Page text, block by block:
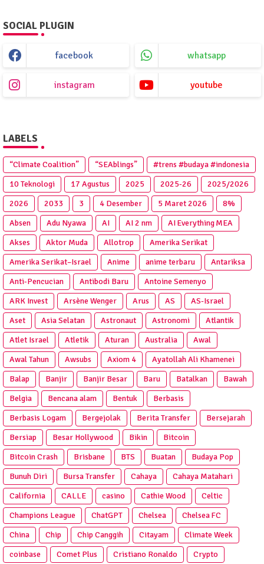
SOCIAL PLUGIN
facebook whatsapp
instagram youtube
LABELS
“Climate Coalition” “SEAblings”
#trens #budaya #indonesia
10 Teknologi
17 Agustus 2025 2025‑26
2025/2026
2026
2033 3 4 Desember 5 Maret 2026
8%
Absen
Adu Nyawa AI AI 2 nm
AI Everything MEA
Akses
Aktor Muda Allotrop
Amerika Serikat
Amerika Serikat–Israel
Anime anime terbaru
Antariksa
Anti‑Pencucian
Antibodi Baru
Antoine Semenyo
ARK Invest
Arsène Wenger Arus AS
AS-Israel
Aset
Asia Selatan Astronaut Astronomi
Atlantik
Atlet Israel
Atletik Aturan Australia
Awal
Awal Tahun
Awsubs Axiom 4
Ayatollah Ali Khamenei
Balap
Banjir Banjir Besar Baru Batalkan
Bawah
Belgia
Bencana alam Bentuk
Berbasis
Berbasis Logam
Bergejolak Berita Transfer
Bersejarah
Bersiap
Besar Hollywood Bikin
Bitcoin
Bitcoin Crash
Brisbane BTS Buatan
Budaya Pop
Bunuh Diri
Bursa Transfer Cahaya
Cahaya Matahari
California
CALLE casino Cathie Wood
Celtic
Champions League
ChatGPT Chelsea
Chelsea FC
China
Chip Chip Canggih Citayam
Climate Week
coinbase
Comet Plus Cristiano Ronaldo
Crypto